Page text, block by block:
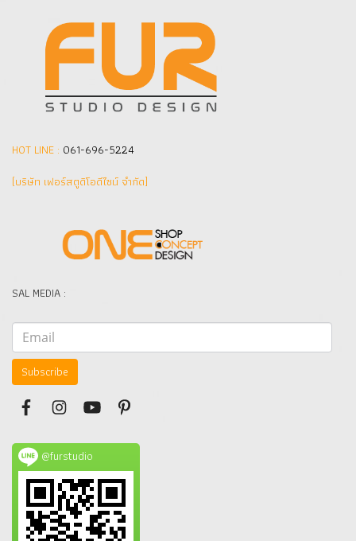
HOT LINE : 061-696-5224
(บริษัท เฟอร์สตูดิโอดีไซน์ จำกัด]
SAL MEDIA :
Subscribe
@furstudio